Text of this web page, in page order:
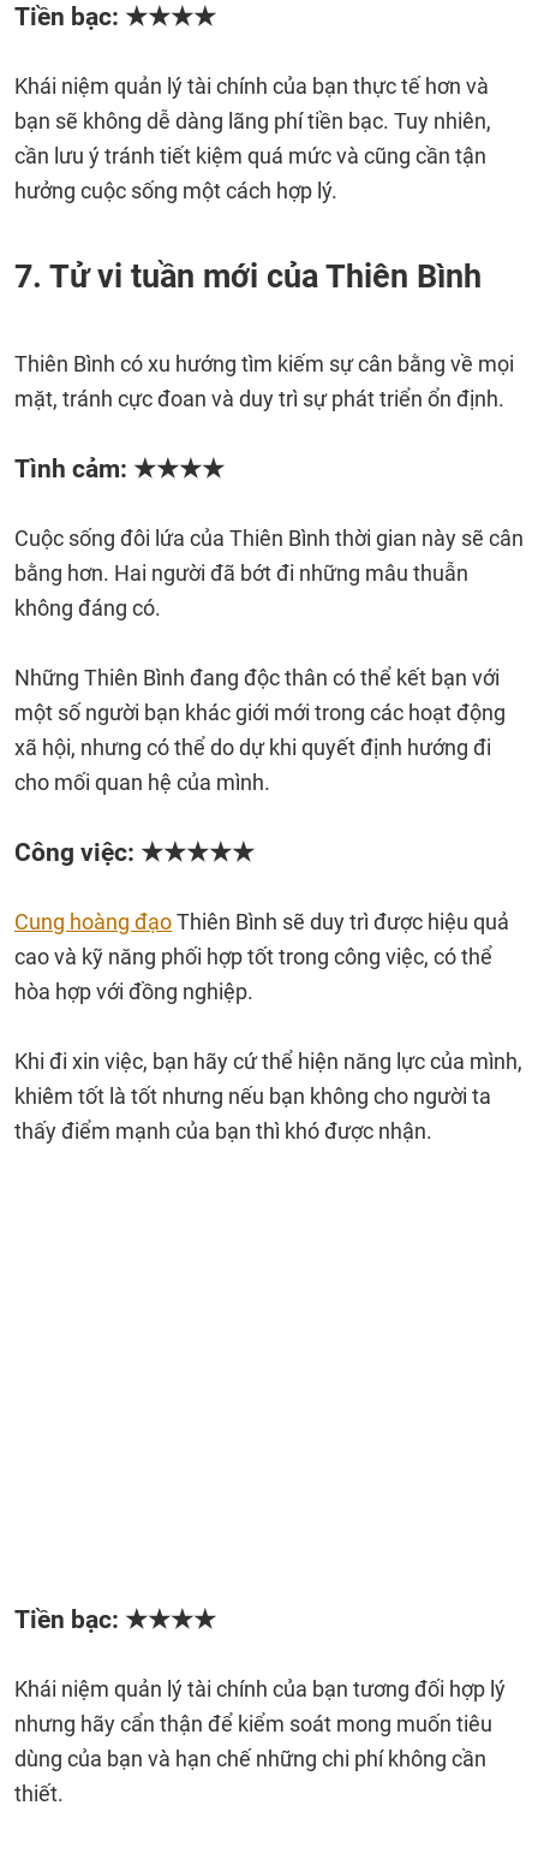
Tiền bạc: ★★★★
Khái niệm quản lý tài chính của bạn thực tế hơn và
bạn sẽ không dễ dàng lãng phí tiền bạc. Tuy nhiên,
cần lưu ý tránh tiết kiệm quá mức và cũng cần tận
hưởng cuộc sống một cách hợp lý.
7. Tử vi tuần mới của Thiên Bình
Thiên Bình có xu hướng tìm kiếm sự cân bằng về mọi
mặt, tránh cực đoan và duy trì sự phát triển ổn định.
Tình cảm: ★★★★
Cuộc sống đôi lứa của Thiên Bình thời gian này sẽ cân
bằng hơn. Hai người đã bớt đi những mâu thuẫn
không đáng có.
Những Thiên Bình đang độc thân có thể kết bạn với
một số người bạn khác giới mới trong các hoạt động
xã hội, nhưng có thể do dự khi quyết định hướng đi
cho mối quan hệ của mình.
Công việc: ★★★★★
Cung hoàng đạoThiên Bình sẽ duy trì được hiệu quả
cao và kỹ năng phối hợp tốt trong công việc, có thể
hòa hợp với đồng nghiệp.
Khi đi xin việc, bạn hãy cứ thể hiện năng lực của mình,
khiêm tốt là tốt nhưng nếu bạn không cho người ta
thấy điểm mạnh của bạn thì khó được nhận.
Tiền bạc: ★★★★
Khái niệm quản lý tài chính của bạn tương đối hợp lý
nhưng hãy cẩn thận để kiểm soát mong muốn tiêu
dùng của bạn và hạn chế những chi phí không cần
thiết.